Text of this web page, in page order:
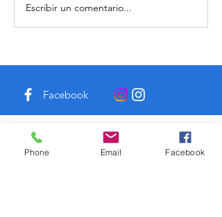
Gastronomía mapuche: Un
atractivo turístico del Biobío
Escribir un comentario...
Facebook
Instagram
Phone Email Facebook